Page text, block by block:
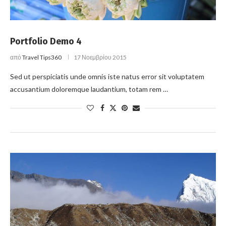
Portfolio Demo 4
από Travel Tips360 17 Νοεμβρίου 2015
Sed ut perspiciatis unde omnis iste natus error sit voluptatem
accusantium doloremque laudantium, totam rem …